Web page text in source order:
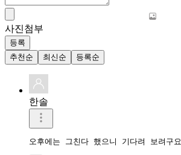
사진첨부
등록
추천순
최신순 등록순
한솔
오후에는 그친다 했으니 기다려 보려구요